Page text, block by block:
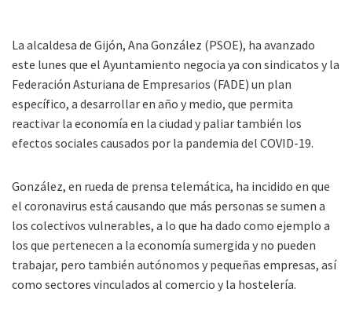
La alcaldesa de Gijón, Ana González (PSOE), ha avanzado
este lunes que el Ayuntamiento negocia ya con sindicatos y la
Federación Asturiana de Empresarios (FADE) un plan
específico, a desarrollar en año y medio, que permita
reactivar la economía en la ciudad y paliar también los
efectos sociales causados por la pandemia del COVID-19.
González, en rueda de prensa telemática, ha incidido en que
el coronavirus está causando que más personas se sumen a
los colectivos vulnerables, a lo que ha dado como ejemplo a
los que pertenecen a la economía sumergida y no pueden
trabajar, pero también autónomos y pequeñas empresas, así
como sectores vinculados al comercio y la hostelería.